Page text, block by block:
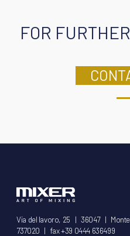
FOR
Via del lavoro, 25 | 36047 |
737020 | fax +39 0444 636499